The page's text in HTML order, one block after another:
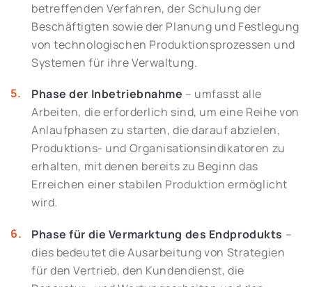
betreffenden Verfahren, der Schulung der
Beschäftigten sowie der Planung und Festlegung
von technologischen Produktionsprozessen und
Systemen für ihre Verwaltung.
Phase der Inbetriebnahme – umfasst alle
Arbeiten, die erforderlich sind, um eine Reihe von
Anlaufphasen zu starten, die darauf abzielen,
Produktions- und Organisationsindikatoren zu
erhalten, mit denen bereits zu Beginn das
Erreichen einer stabilen Produktion ermöglicht
wird.
Phase für die Vermarktung des Endprodukts –
dies bedeutet die Ausarbeitung von Strategien
für den Vertrieb, den Kundendienst, die